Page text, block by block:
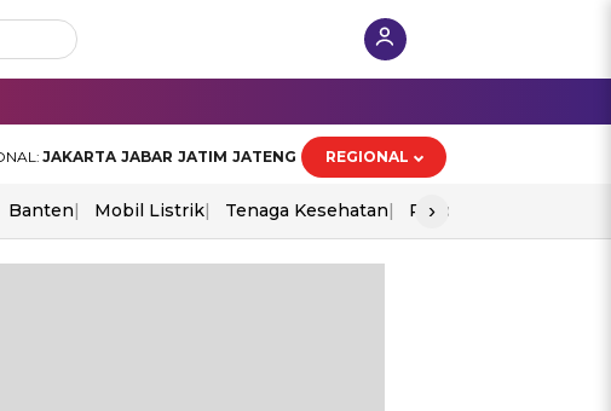
JAKARTA JABAR JATIM JATENG REGIONAL
Banten Mobil Listrik Tenaga Kesehatan Piala Aff 2026
›